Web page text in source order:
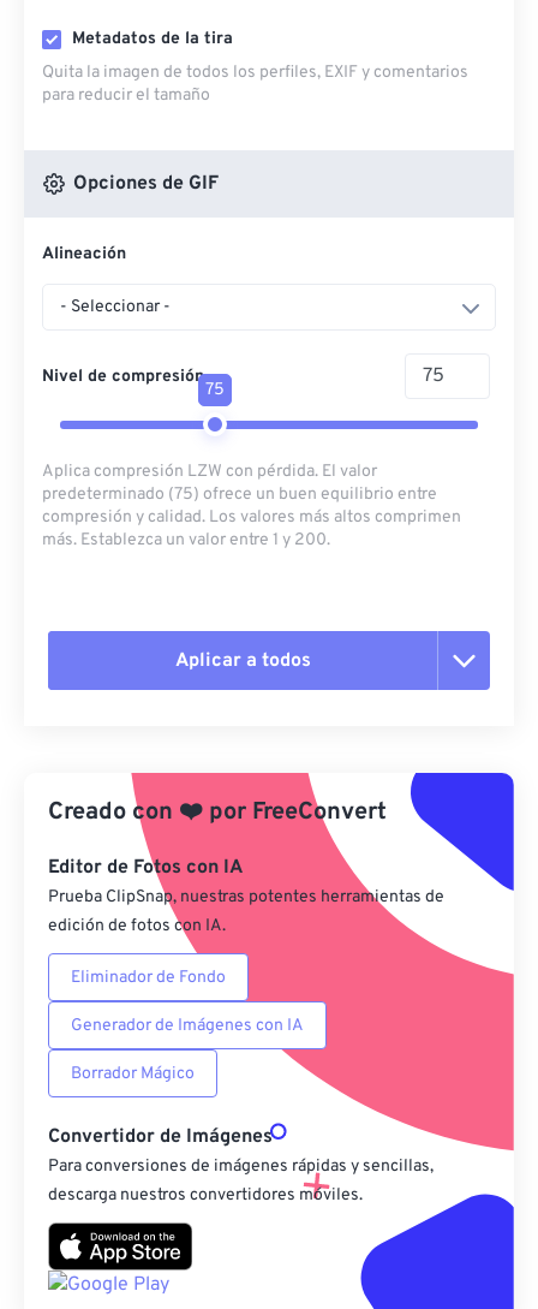
Metadatos de la tira
Quita la imagen de todos los perfiles, EXIF ​​y comentarios
para reducir el tamaño
Opciones de GIF
Alineación
- Seleccionar -
Nivel de compresión
75
Aplica compresión LZW con pérdida. El valor
predeterminado (75) ofrece un buen equilibrio entre
compresión y calidad. Los valores más altos comprimen
más. Establezca un valor entre 1 y 200.
Aplicar a todos
Aplicar desde el ajuste preestablecido
Guardar como preestablecido
Creado con ❤️ por FreeConvert
Editor de Fotos con IA
Prueba ClipSnap, nuestras potentes herramientas de
edición de fotos con IA.
Eliminador de Fondo
Generador de Imágenes con IA
Borrador Mágico
Convertidor de Imágenes
Para conversiones de imágenes rápidas y sencillas,
descarga nuestros convertidores móviles.